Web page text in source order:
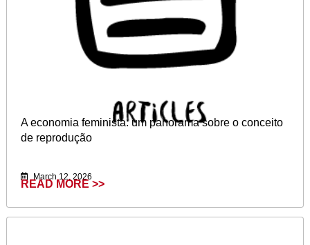
A economia feminista: um panorama sobre o conceito
de reprodução
March 12, 2026
READ MORE >>